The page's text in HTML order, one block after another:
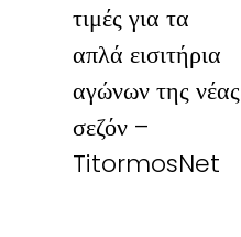
τιμές για τα
απλά εισιτήρια
αγώνων της νέας
σεζόν –
TitormosNet